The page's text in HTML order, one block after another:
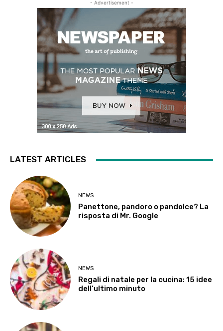
- Advertisement -
LATEST ARTICLES
NEWS
Panettone, pandoro o pandolce? La
risposta di Mr. Google
NEWS
Regali di natale per la cucina: 15 idee
dell’ultimo minuto